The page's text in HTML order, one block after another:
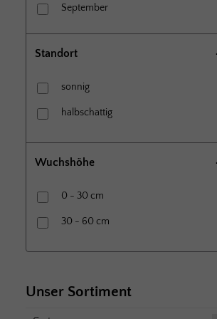
September
Oktober
Standort
sonnig
halbschattig
Wuchshöhe
0 - 30 cm
30 - 60 cm
Unser Sortiment